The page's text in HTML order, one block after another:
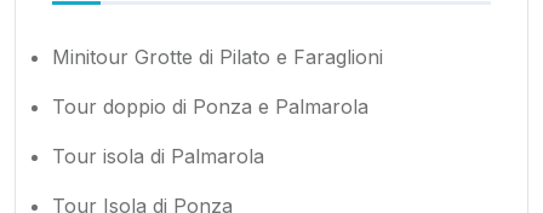
Minitour Grotte di Pilato e Faraglioni
Tour doppio di Ponza e Palmarola
Tour isola di Palmarola
Tour Isola di Ponza